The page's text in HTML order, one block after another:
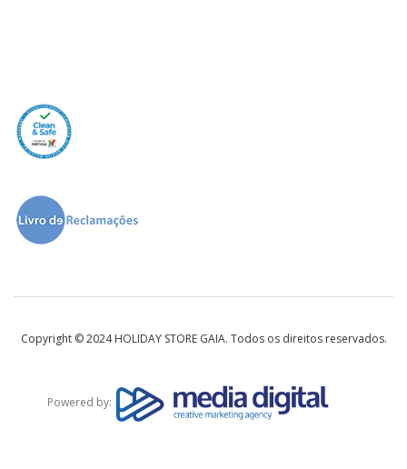
Copyright © 2024 HOLIDAY STORE GAIA. Todos os direitos reservados.
Powered by: